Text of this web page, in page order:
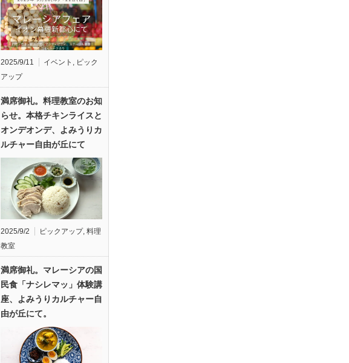
2025/9/11 イベント , ピック
アップ
満席御礼。料理教室のお知
らせ。本格チキンライスと
オンデオンデ、よみうりカ
ルチャー自由が丘にて
2025/9/2 ピックアップ, 料理
教室
満席御礼。マレーシアの国
民食「ナシレマッ」体験講
座、よみうりカルチャー自
由が丘にて。